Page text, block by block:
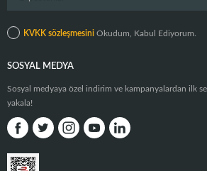
KVKK sözleşmesini Okudum, Kabul Ediyorum.
SOSYAL MEDYA
Sosyal medyaya özel indirim ve kampanyalardan ilk
yakala!